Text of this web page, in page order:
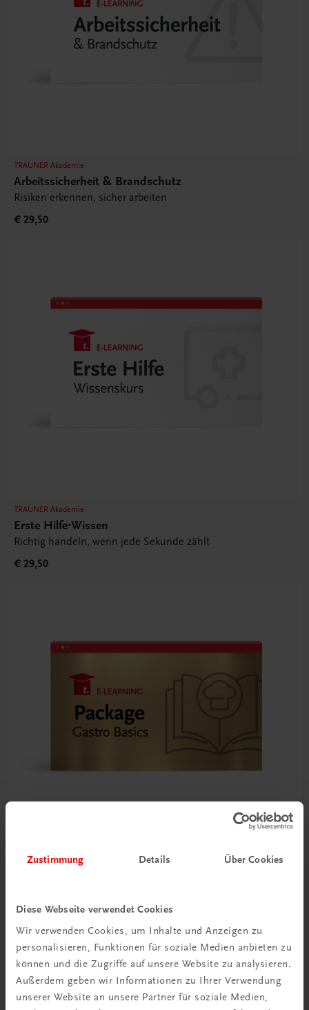
Zustimmung Details Über Cookies
Diese Webseite verwendet Cookies
Wir verwenden Cookies, um Inhalte und Anzeigen zu
personalisieren, Funktionen für soziale Medien anbieten zu
können und die Zugriffe auf unsere Website zu analysieren.
Außerdem geben wir Informationen zu Ihrer Verwendung
unserer Website an unsere Partner für soziale Medien,
TRAUNER Akademie
Arbeitssicherheit & Brandschutz
Risiken erkennen, sicher arbeiten
€ 29,50
TRAUNER Akademie
Erste Hilfe-Wissen
Richtig handeln, wenn jede Sekunde zählt
€ 29,50
TRAUNER Akademie
Gastro Basics – Package
SPAREN SIE MEHR ALS 20%
€ 89,50